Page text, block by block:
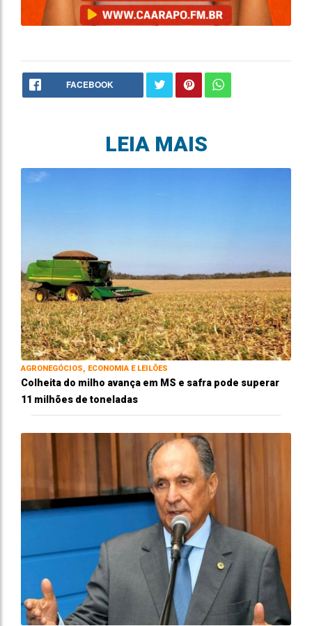
FACEBOOK
LEIA MAIS
AGRONEGÓCIOS, ECONOMIA E LEILÕES
Colheita do milho avança em MS e safra pode superar
11 milhões de toneladas